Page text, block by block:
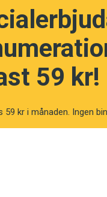
59 kr!
59 kr i månaden. Ingen